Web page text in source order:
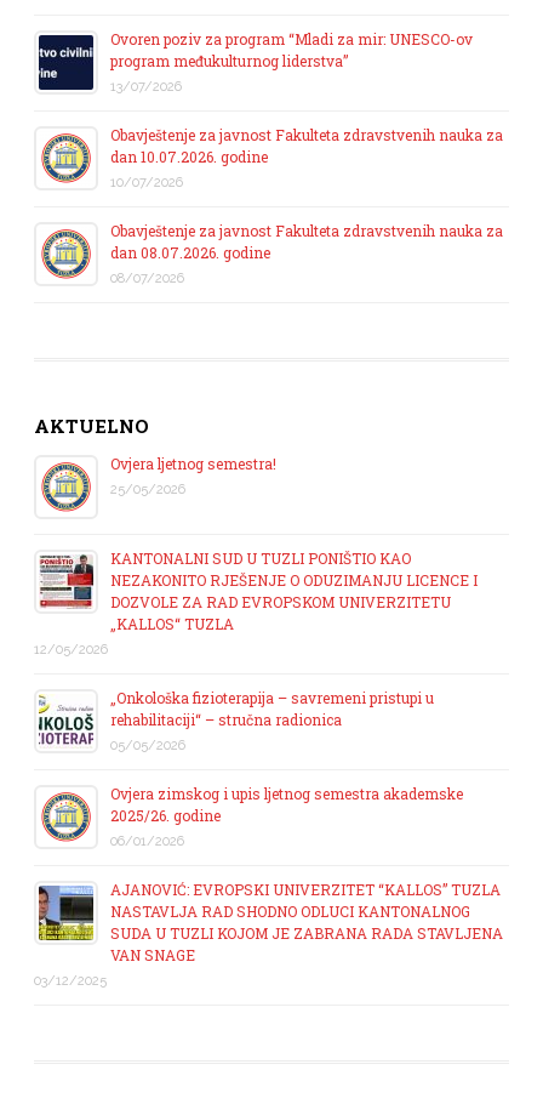
Ovoren poziv za program “Mladi za mir: UNESCO-ov
program međukulturnog liderstva”
13/07/2026
Obavještenje za javnost Fakulteta zdravstvenih nauka za
dan 10.07.2026. godine
10/07/2026
Obavještenje za javnost Fakulteta zdravstvenih nauka za
dan 08.07.2026. godine
08/07/2026
AKTUELNO
Ovjera ljetnog semestra!
25/05/2026
KANTONALNI SUD U TUZLI PONIŠTIO KAO
NEZAKONITO RJEŠENJE O ODUZIMANJU LICENCE I
DOZVOLE ZA RAD EVROPSKOM UNIVERZITETU
„KALLOS“ TUZLA
12/05/2026
„Onkološka fizioterapija – savremeni pristupi u
rehabilitaciji“ – stručna radionica
05/05/2026
Ovjera zimskog i upis ljetnog semestra akademske
2025/26. godine
06/01/2026
AJANOVIĆ: EVROPSKI UNIVERZITET “KALLOS” TUZLA
NASTAVLJA RAD SHODNO ODLUCI KANTONALNOG
SUDA U TUZLI KOJOM JE ZABRANA RADA STAVLJENA
VAN SNAGE
03/12/2025